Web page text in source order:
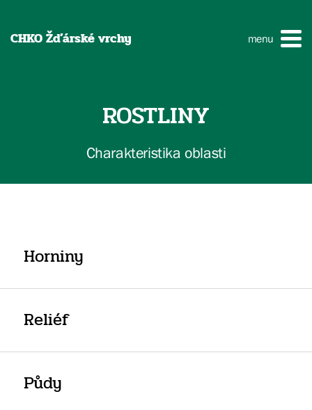
CHKO Žďárské vrchy menu
ROSTLINY
Charakteristika oblasti
Horniny
Reliéf
Půdy